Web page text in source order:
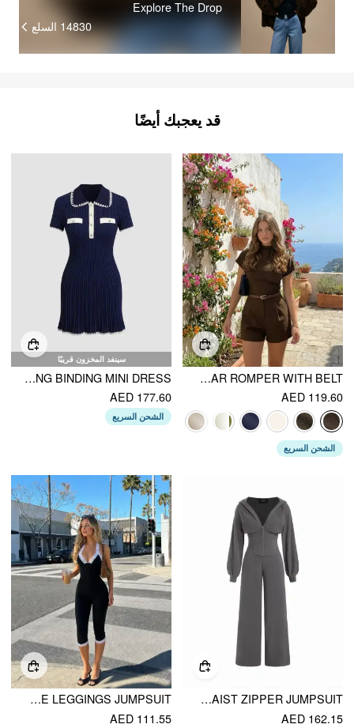
Explore The Drop
14830 السلع
قد يعجبك أيضًا
STAND COLLAR ROMPER WITH BELT
AED 119.60
الشحن السريع
سينفد المخزون قريبًا
KNIT COLLAR CONTRASTING BINDING MINI DRESS
AED 177.60
الشحن السريع
JERSEY HOODED CINCHED WAIST ZIPPER JUMPSUIT
AED 162.15
HALTER NECKLINE LACE TRIM MID RISE LEGGINGS JUMPSUIT
AED 111.55